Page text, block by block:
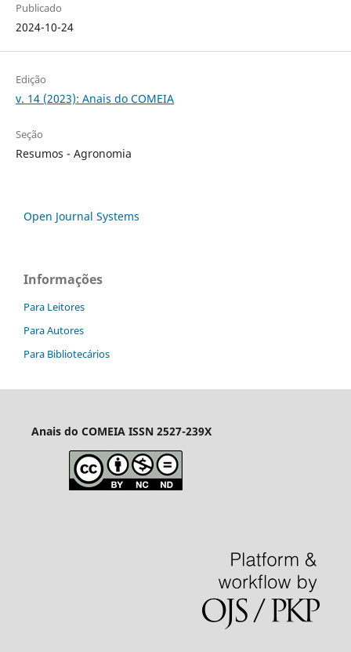
Publicado
2024-10-24
Edição
v. 14 (2023): Anais do COMEIA
Seção
Resumos - Agronomia
Open Journal Systems
Informações
Para Leitores
Para Autores
Para Bibliotecários
Anais do COMEIA ISSN 2527-239X